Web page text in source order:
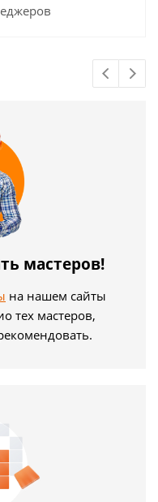
мастеров!
на нашем сайты
тех мастеров,